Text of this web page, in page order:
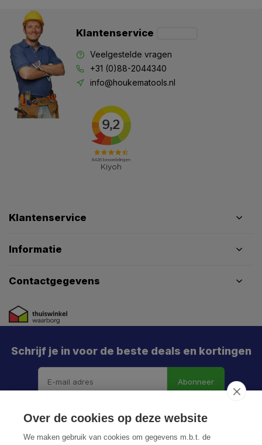
Klantenservice
Veelgestelde vragen
+31 (0)88-2044340
info@houkematools.nl
Klantenservice
Informatie
Contactgegevens
Schrijf je in voor de beste deals en kortingen
Abonneer
Over de cookies op deze website
We maken gebruik van cookies om gegevens m.b.t. de